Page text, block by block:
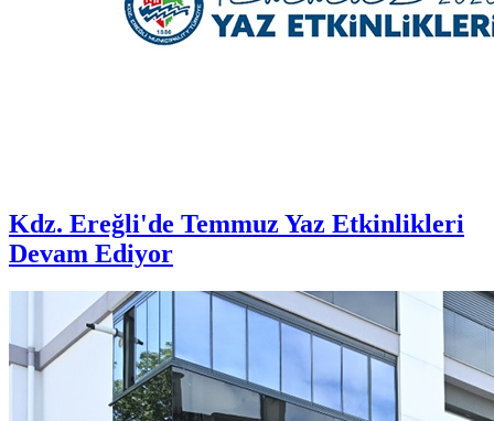
Kdz. Ereğli'de Temmuz Yaz Etkinlikleri
Devam Ediyor